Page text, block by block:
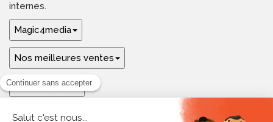
internes.
Magic4media
Nos meilleures ventes
Guides & aide
Ressources & inspirations